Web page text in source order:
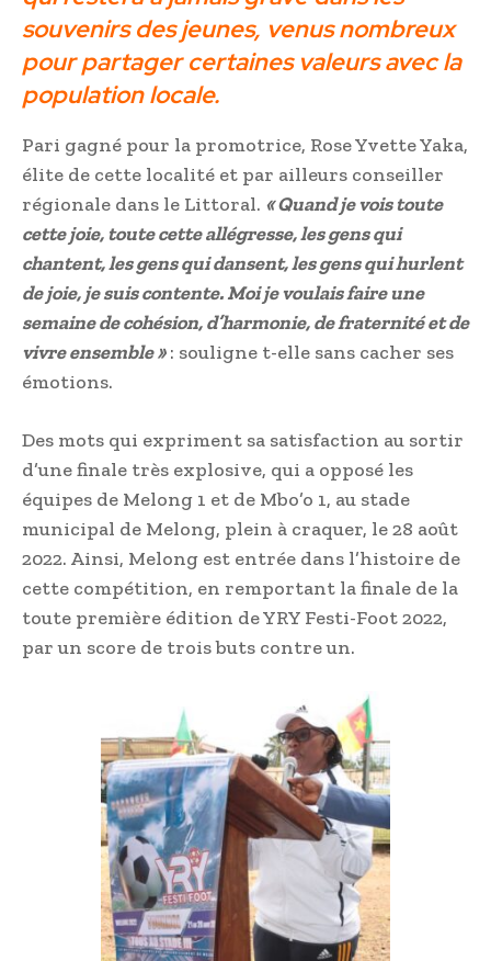
souvenirs des jeunes, venus nombreux
pour partager certaines valeurs avec la
population locale.
Pari gagné pour la promotrice, Rose Yvette Yaka,
élite de cette localité et par ailleurs conseiller
régionale dans le Littoral. « Quand je vois toute
cette joie, toute cette allégresse, les gens qui
chantent, les gens qui dansent, les gens qui hurlent
de joie, je suis contente. Moi je voulais faire une
semaine de cohésion, d’harmonie, de fraternité et de
vivre ensemble »: souligne t-elle sans cacher ses
émotions.
Des mots qui expriment sa satisfaction au sortir
d’une finale très explosive, qui a opposé les
équipes de Melong 1 et de Mbo’o 1, au stade
municipal de Melong, plein à craquer, le 28 août
2022. Ainsi, Melong est entrée dans l’histoire de
cette compétition, en remportant la finale de la
toute première édition de YRY Festi-Foot 2022,
par un score de trois buts contre un.